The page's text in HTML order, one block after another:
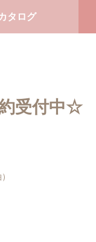
タログ
受付中☆